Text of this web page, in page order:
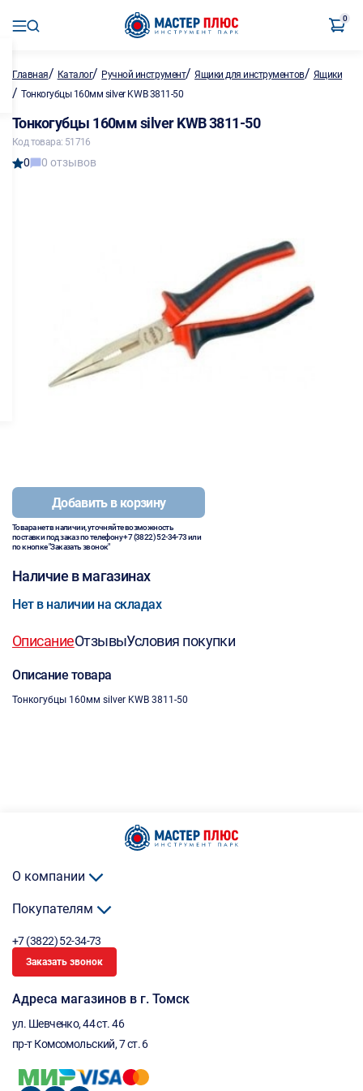
0
Главная/ Каталог/ Ручной инструмент/Ящики для инструментов/ Ящики
/ Тонкогубцы 160мм silver KWB 3811-50
Тонкогубцы 160мм silver KWB 3811-50
Код товара: 51716
0 0 отзывов
Добавить в корзину
Товара нет в наличии, уточняйте возможность
поставки под заказ по телефону+7 (3822) 52-34-73или
по кнопке "Заказать звонок"
Наличие в магазинах
Нет в наличии на складах
ОписаниеОтзывыУсловия покупки
Описание товара
Тонкогубцы 160мм silver KWB 3811-50
О компании
Покупателям
+7 (3822) 52-34-73
Заказать звонок
Адреса магазинов в г. Томск
ул. Шевченко, 44 ст. 46
пр-т Комсомольский, 7 ст. 6